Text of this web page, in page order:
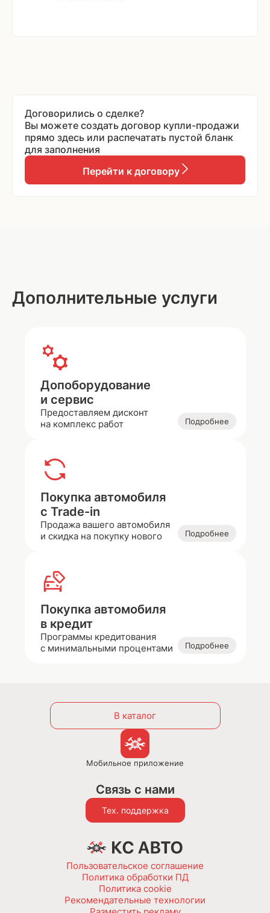
Договорились о сделке?
Вы можете создать договор купли-продажи
прямо здесь или распечатать пустой бланк
для заполнения
Перейти к договору
Дополнительные услуги
Допоборудование
и сервис
Предоставляем дисконт
на комплекс работ
Подробнее
Покупка автомобиля
с Trade-in
Продажа вашего автомобиля
и скидка на покупку нового
Подробнее
Покупка автомобиля
в кредит
Программы кредитования
с минимальными процентами
Подробнее
Пользовательское соглашение
Политика обработки ПД
Политика cookie
Рекомендательные технологии
В каталог
Мобильное приложение
Связь с нами
Тех. поддержка